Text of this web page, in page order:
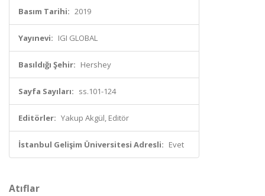
Basım Tarihi: 2019
Yayınevi: IGI GLOBAL
Basıldığı Şehir: Hershey
Sayfa Sayıları: ss.101-124
Editörler: Yakup Akgül, Editör
İstanbul Gelişim Üniversitesi Adresli: Evet
Atıflar